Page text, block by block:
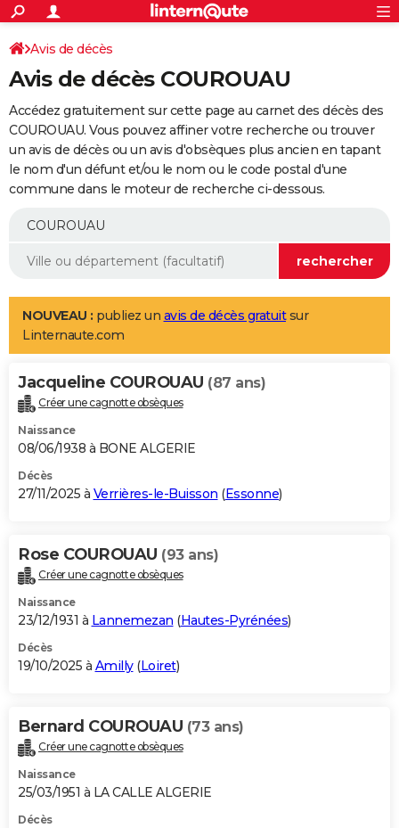
ACTUALITÉS
Politique
Société
Faits Divers
Education
Monde
Villes
+
SPORT
Coupe du monde 2026
Football
Tennis
Cyclisme
Rugby
Forum
Programme TV
TNT
Streaming
Cinéma
Sorties cinéma
Musique
+
FINANCE
Impôts
Immobilier
Risques naturels par ville
Banque
Assurance
Crédit
AUTO
Essais
Réserver un essai
Citadines
Berlines
SUV
Forum auto
+
Mobiles
Meilleur smartphone
Internet
Ordinateurs
Jeux vidéo
Guide high-tech
Aménagement intérieur
LIFESTYLE
Art de vivre
Bien-être
Loisirs
Mode
Modes de vie
Alimentation
Guide de la santé
Maladies
Médicaments
Sommeil
VOYAGE
Destinations
City break
Voyage nature
Voyage de noces
Forum
Climat
+PHOTO
GUIDES D'ACHAT
BONS PLANS
Carte de Noël
Carte Bonne année
Carte Saint-Valentin
Carte Pâques
Carte d'anniversaire
DICTIONNAIRE
Dictionnaire
Biographies
Citations
Expressions
Proverbes
PROGRAMME TV
S'inscrire
Se connecter
Lycées
Collèges
Primaires
Universités
Entreprises
Service militaire
Avis de recherche
AVIS DE DÉCÈS
Bricolage
Lifestyle
Culture
Sport
Auto
Television
Voyage
Cinema
Avis de décès
Avis de décès COUROUAU
Accédez gratuitement sur cette page au carnet des décès des
COUROUAU. Vous pouvez affiner votre recherche ou trouver
un avis de décès ou un avis d'obsèques plus ancien en tapant
le nom d'un défunt et/ou le nom ou le code postal d'une
commune dans le moteur de recherche ci-dessous.
NOUVEAU : publiez un avis de décès gratuitsur
Linternaute.com
Jacqueline COUROUAU (87 ans)
Créer une cagnotte obsèques
Naissance
08/06/1938 à BONE ALGERIE
Décès
27/11/2025 à Verrières-le-Buisson (Essonne)
Rose COUROUAU (93 ans)
Créer une cagnotte obsèques
Naissance
23/12/1931 à Lannemezan (Hautes-Pyrénées)
Décès
19/10/2025 à Amilly(Loiret)
Bernard COUROUAU (73 ans)
Créer une cagnotte obsèques
Naissance
25/03/1951 à LA CALLE ALGERIE
Décès